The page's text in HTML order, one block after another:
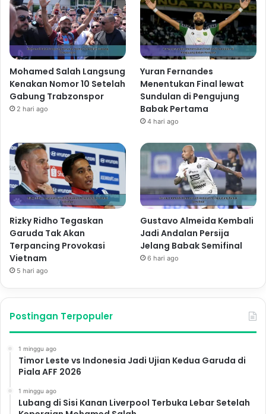
Mohamed Salah Langsung
Kenakan Nomor 10 Setelah
Gabung Trabzonspor
2 hari ago
Yuran Fernandes
Menentukan Final lewat
Sundulan di Pengujung
Babak Pertama
4 hari ago
Rizky Ridho Tegaskan
Garuda Tak Akan
Terpancing Provokasi
Vietnam
5 hari ago
Gustavo Almeida Kembali
Jadi Andalan Persija
Jelang Babak Semifinal
6 hari ago
Postingan Terpopuler
1 minggu ago
Timor Leste vs Indonesia Jadi Ujian Kedua Garuda di
Piala AFF 2026
1 minggu ago
Lubang di Sisi Kanan Liverpool Terbuka Lebar Setelah